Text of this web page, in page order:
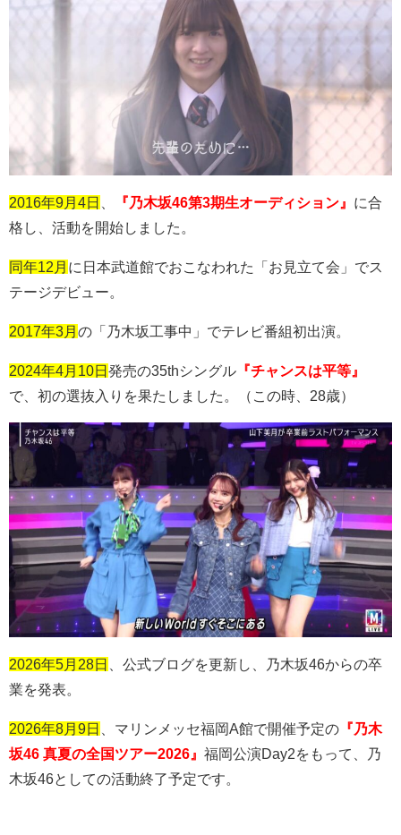
2016年9月4日 『乃木坂46第3期生オーディション』 に合
格し、活動を開始しました。
同年12月 に日本武道館でおこなわれた「お見立て会」でス
テージデビュー。
2017年3月の「乃木坂工事中」でテレビ番組初出演。
2024年4月10日発売の35thシングル 『チャンスは平等』
で、初の選抜入りを果たしました。（この時、 28歳）
2026年5月28日 、公式ブログを更新し、乃木坂46からの卒
業を発表。
2026年8月9日 、マリンメッセ福岡A館で開催予定の 『乃木
坂46 真夏の全国ツアー2026』 福岡公演Day2をもって、乃
木坂46としての活動終了予定です。